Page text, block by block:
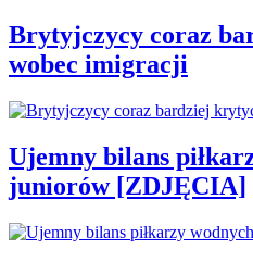
Brytyjczycy coraz
wobec imigracji
Ujemny bilans
juniorów [ZDJĘCIA]